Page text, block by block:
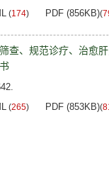
(174) PDF (856KB)(
查、规范诊疗、治愈
(265) PDF (853KB)(